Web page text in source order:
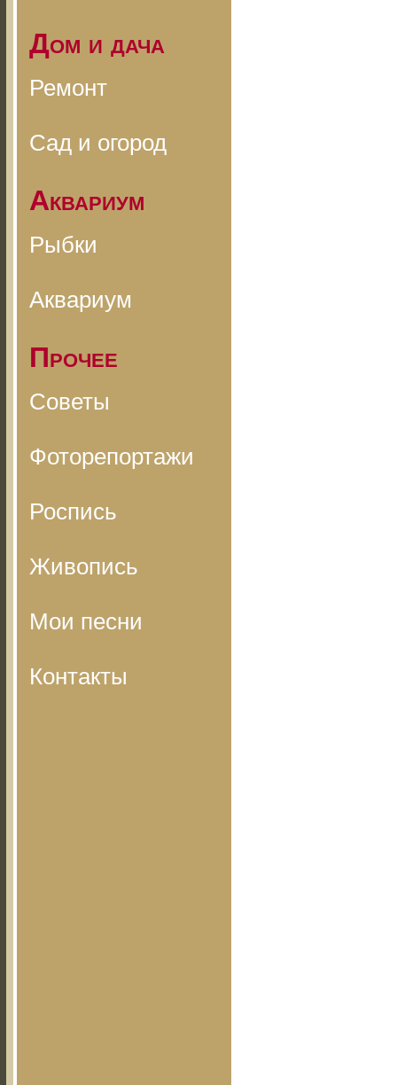
Дом и дача
Ремонт
Сад и огород
Аквариум
Рыбки
Аквариум
Прочее
Советы
Фоторепортажи
Роспись
Живопись
Мои песни
Контакты